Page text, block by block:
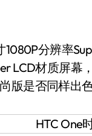
分辨率
LCD材质屏
版是否同样出色